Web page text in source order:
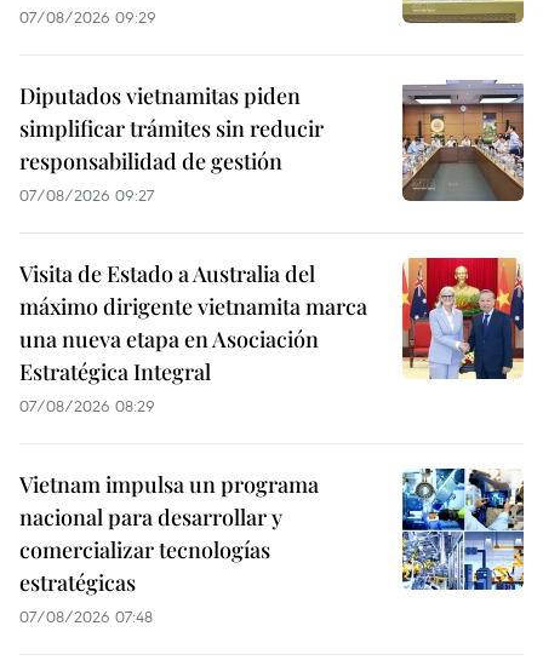
07/08/2026 09:29
Diputados vietnamitas piden
simplificar trámites sin reducir
responsabilidad de gestión
07/08/2026 09:27
Visita de Estado a Australia del
máximo dirigente vietnamita marca
una nueva etapa en Asociación
Estratégica Integral
07/08/2026 08:29
Vietnam impulsa un programa
nacional para desarrollar y
comercializar tecnologías
estratégicas
07/08/2026 07:48